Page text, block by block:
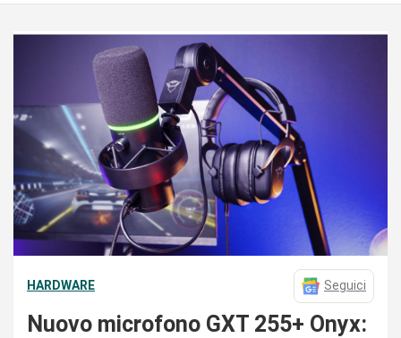
HARDWARE Seguici
Nuovo microfono GXT 255+ Onyx: